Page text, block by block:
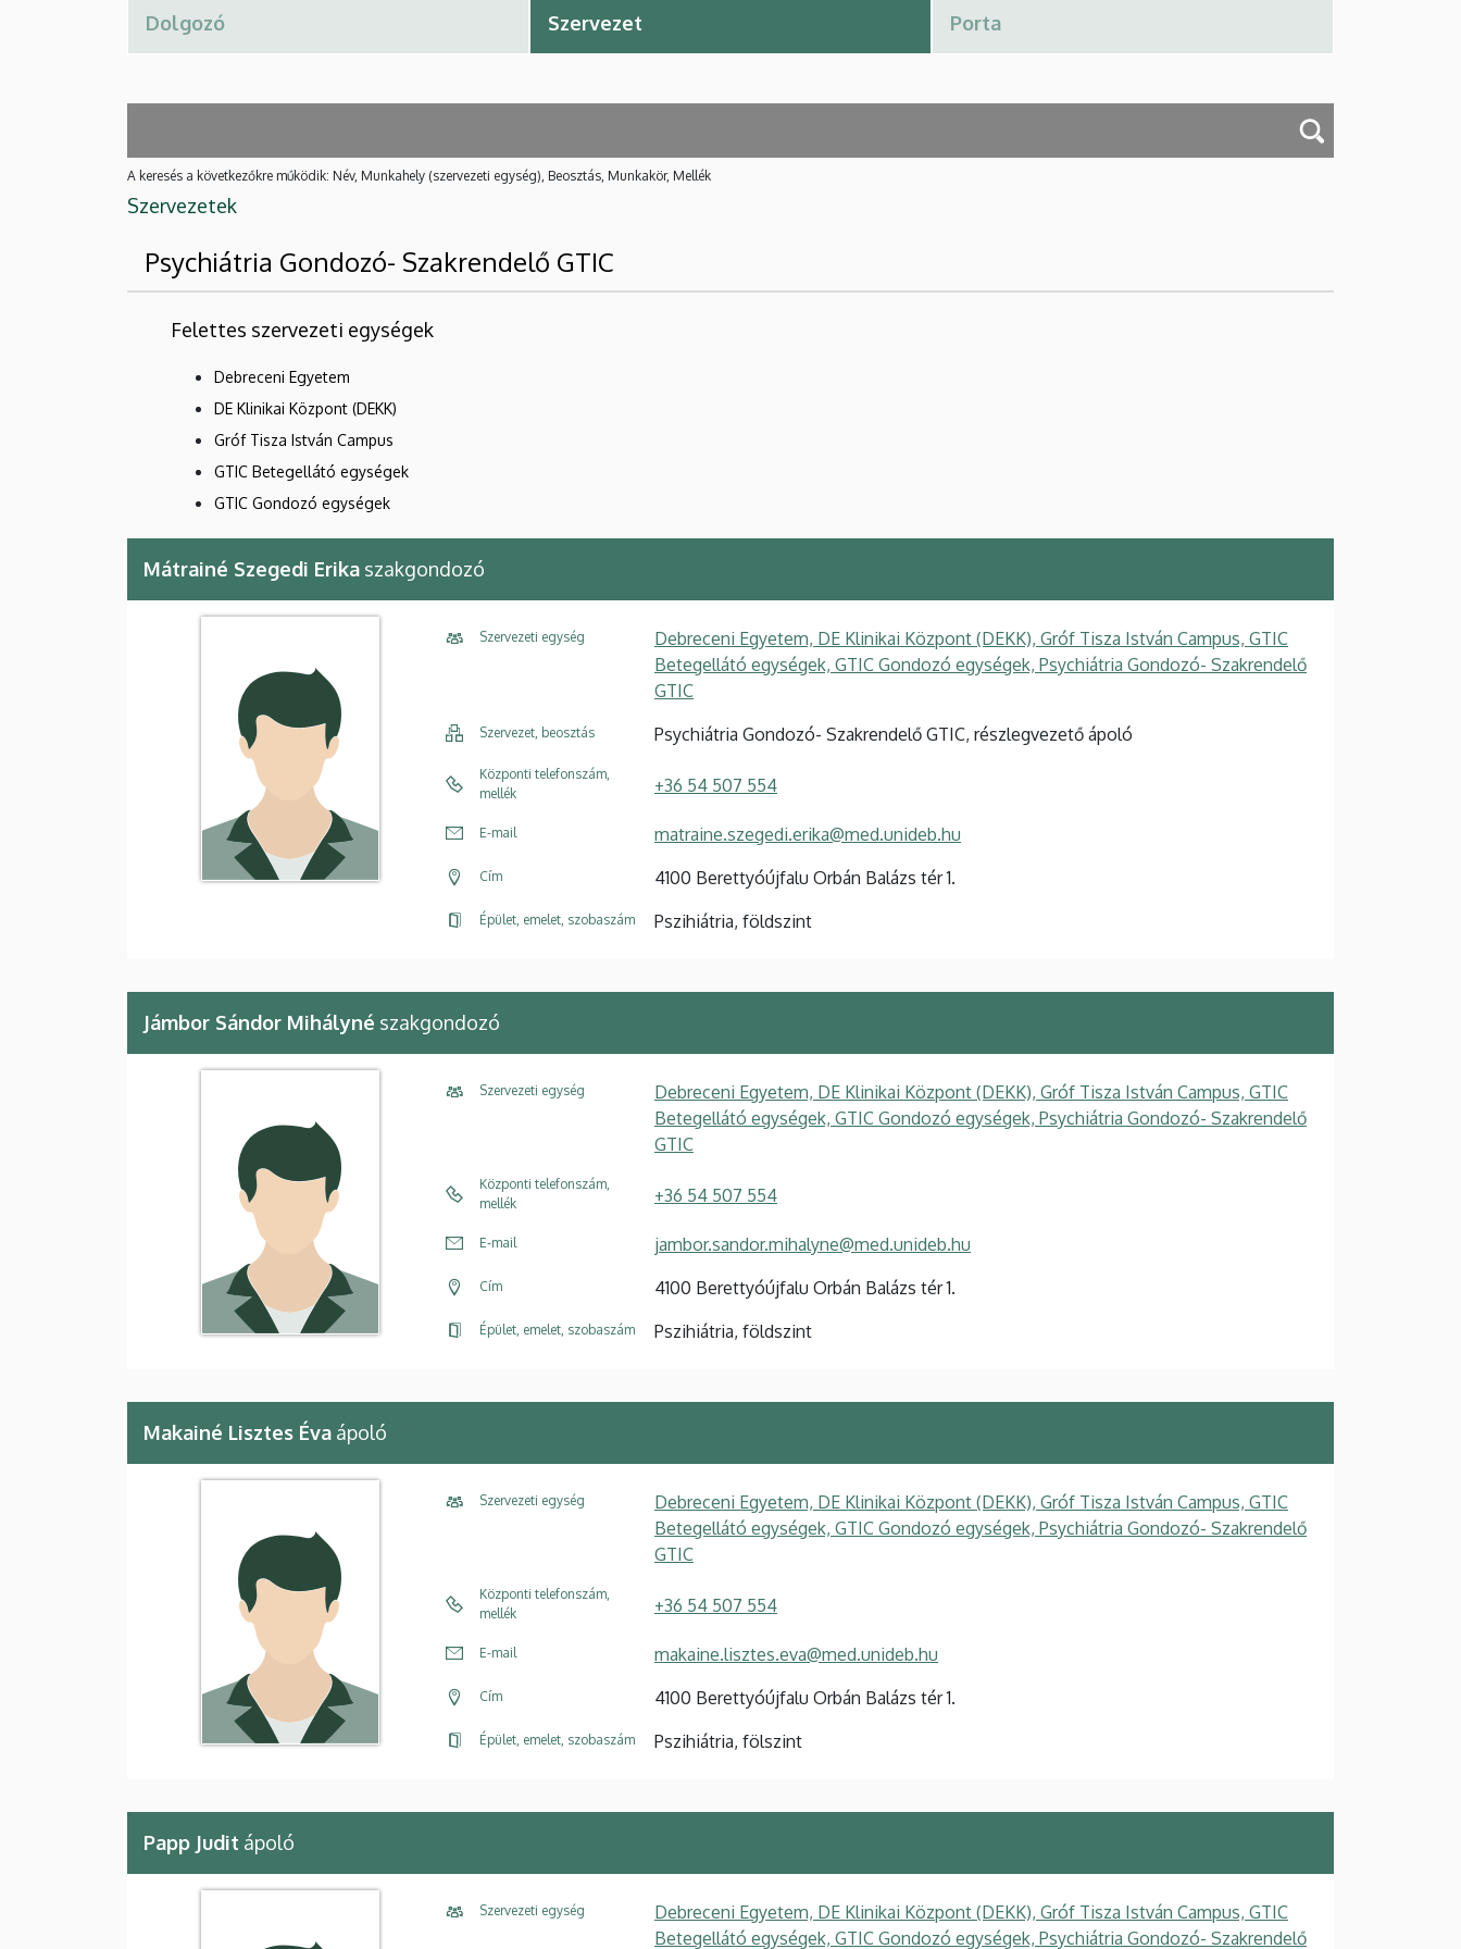
A keresés a következőkre működik: Név, Munkahely (szervezeti egység), Beosztás, Munkakör, Mellék
Szervezetek
Psychiátria Gondozó- Szakrendelő GTIC
Felettes szervezeti egységek
Debreceni Egyetem
DE Klinikai Központ (DEKK)
Gróf Tisza István Campus
GTIC Betegellátó egységek
GTIC Gondozó egységek
Mátrainé Szegedi Erika szakgondozó
Szervezeti egység
Debreceni Egyetem, DE Klinikai Központ (DEKK), Gróf Tisza István Campus, GTIC
Betegellátó egységek, GTIC Gondozó egységek, Psychiátria Gondozó- Szakrendelő
GTIC
Szervezet, beosztás Psychiátria Gondozó- Szakrendelő GTIC, részlegvezető ápoló
Központi telefonszám,
mellék
+36 54 507 554
E-mail matraine.szegedi.erika@med.unideb.hu
Cím 4100 Berettyóújfalu Orbán Balázs tér 1.
Épület, emelet, szobaszám Pszihiátria, földszint
Jámbor Sándor Mihályné szakgondozó
Szervezeti egység
Debreceni Egyetem, DE Klinikai Központ (DEKK), Gróf Tisza István Campus, GTIC
Betegellátó egységek, GTIC Gondozó egységek, Psychiátria Gondozó- Szakrendelő
GTIC
Központi telefonszám,
mellék
+36 54 507 554
E-mail jambor.sandor.mihalyne@med.unideb.hu
Cím 4100 Berettyóújfalu Orbán Balázs tér 1.
Épület, emelet, szobaszám Pszihiátria, földszint
Makainé Lisztes Éva ápoló
Szervezeti egység
Debreceni Egyetem, DE Klinikai Központ (DEKK), Gróf Tisza István Campus, GTIC
Betegellátó egységek, GTIC Gondozó egységek, Psychiátria Gondozó- Szakrendelő
GTIC
Központi telefonszám,
mellék
+36 54 507 554
E-mail makaine.lisztes.eva@med.unideb.hu
Cím 4100 Berettyóújfalu Orbán Balázs tér 1.
Épület, emelet, szobaszám Pszihiátria, fölszint
Papp Judit ápoló
Szervezeti egység
Debreceni Egyetem, DE Klinikai Központ (DEKK), Gróf Tisza István Campus, GTIC
Betegellátó egységek, GTIC Gondozó egységek, Psychiátria Gondozó- Szakrendelő